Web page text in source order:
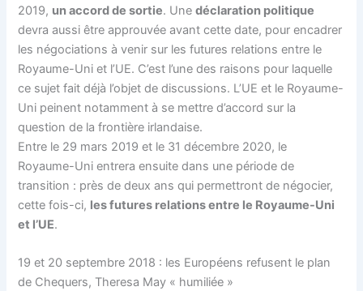
2019, un accord de sortie. Unedéclaration politique
devra aussi être approuvée avant cette date, pour encadrer
les négociations à venir sur les futures relations entre le
Royaume-Uni et l’UE. C’est l’une des raisons pour laquelle
ce sujet fait déjà l’objet de discussions. L’UE et le Royaume-
Uni peinent notamment à se mettre d’accord sur la
question de la frontière irlandaise.
Entre le 29 mars 2019 et le 31 décembre 2020, le
Royaume-Uni entrera ensuite dans une période de
transition : près de deux ans qui permettront de négocier,
cette fois-ci, les futures relations entre le Royaume-Uni
et l’UE.
19 et 20 septembre 2018 : les Européens refusent le plan
de Chequers, Theresa May « humiliée »